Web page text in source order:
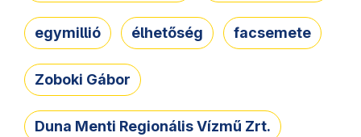
egymillió élhetőség facsemete
Zoboki Gábor
Duna Menti Regionális Vízmű Zrt.